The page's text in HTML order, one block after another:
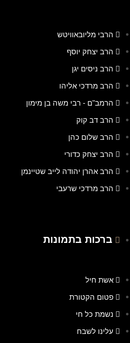
הרבי מליובאוויטש
הרב יצחק יוסף
הרב ניסים יגן
הרב מרדכי אליהו
הרמב"ם - רבי משה בן מימון
הרב דב קוק
הרב שלום כהן
הרב יצחק כדורי
הרב אהרן יהודה לייב שטיינמן
הרב מרדכי שרעבי
ברכות בתמונות
אשת חיל
פטום הקטורת
נשמת כל חי
עלינו לשבח